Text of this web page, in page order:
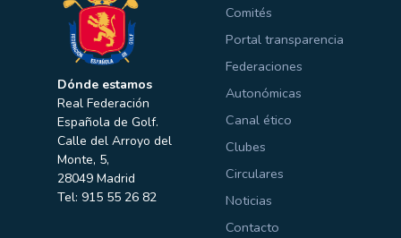
Dónde estamos
Real Federación
Española de Golf.
Calle del Arroyo del
Monte, 5,
28049 Madrid
Tel: 915 55 26 82
Comités
Portal transparencia
Federaciones
Autonómicas
Canal ético
Clubes
Circulares
Noticias
Contacto